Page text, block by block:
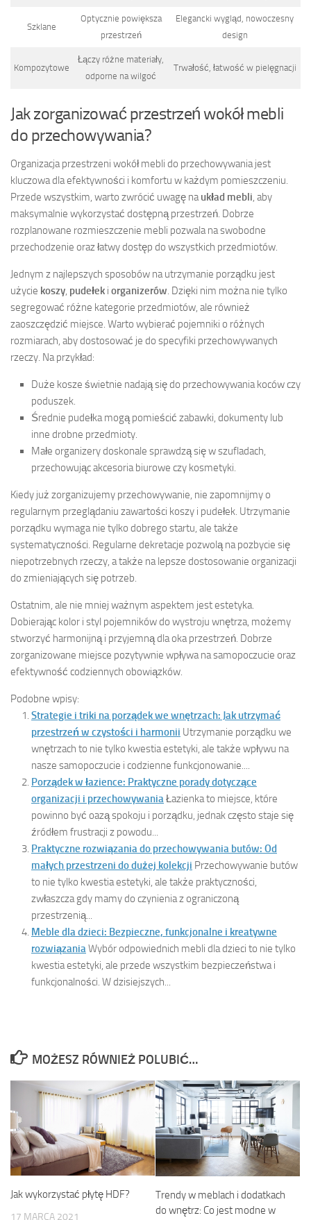
Szklane
Optycznie powiększa
przestrzeń
Elegancki wygląd, nowoczesny
design
Kompozytowe
Łączy różne materiały,
odporne na wilgoć
Trwałość, łatwość w pielęgnacji
Jak zorganizować przestrzeń wokół mebli
do przechowywania?
Organizacja przestrzeni wokół mebli do przechowywania jest
kluczowa dla efektywności i komfortu w każdym pomieszczeniu.
Przede wszystkim, warto zwrócić uwagę na układ mebli , aby
maksymalnie wykorzystać dostępną przestrzeń. Dobrze
rozplanowane rozmieszczenie mebli pozwala na swobodne
przechodzenie oraz łatwy dostęp do wszystkich przedmiotów.
Jednym z najlepszych sposobów na utrzymanie porządku jest
użycie koszy pudełek i organizerów . Dzięki nim można nie tylko
segregować różne kategorie przedmiotów, ale również
zaoszczędzić miejsce. Warto wybierać pojemniki o różnych
rozmiarach, aby dostosować je do specyfiki przechowywanych
rzeczy. Na przykład:
Duże kosze świetnie nadają się do przechowywania koców czy
poduszek.
Średnie pudełka mogą pomieścić zabawki, dokumenty lub
inne drobne przedmioty.
Małe organizery doskonale sprawdzą się w szufladach,
przechowując akcesoria biurowe czy kosmetyki.
Kiedy już zorganizujemy przechowywanie, nie zapomnijmy o
regularnym przeglądaniu zawartości koszy i pudełek. Utrzymanie
porządku wymaga nie tylko dobrego startu, ale także
systematyczności. Regularne dekretacje pozwolą na pozbycie się
niepotrzebnych rzeczy, a także na lepsze dostosowanie organizacji
do zmieniających się potrzeb.
Ostatnim, ale nie mniej ważnym aspektem jest estetyka.
Dobierając kolor i styl pojemników do wystroju wnętrza, możemy
stworzyć harmonijną i przyjemną dla oka przestrzeń. Dobrze
zorganizowane miejsce pozytywnie wpływa na samopoczucie oraz
efektywność codziennych obowiązków.
Podobne wpisy:
Strategie i triki na porządek we wnętrzach: Jak utrzymać
przestrzeń w czystości i harmonii Utrzymanie porządku we
wnętrzach to nie tylko kwestia estetyki, ale także wpływu na
nasze samopoczucie i codzienne funkcjonowanie....
Porządek w łazience: Praktyczne porady dotyczące
organizacji i przechowywania Łazienka to miejsce, które
powinno być oazą spokoju i porządku, jednak często staje się
źródłem frustracji z powodu...
Praktyczne rozwiązania do przechowywania butów: Od
małych przestrzeni do dużej kolekcji Przechowywanie butów
to nie tylko kwestia estetyki, ale także praktyczności,
zwłaszcza gdy mamy do czynienia z ograniczoną
przestrzenią...
Meble dla dzieci: Bezpieczne, funkcjonalne i kreatywne
rozwiązania Wybór odpowiednich mebli dla dzieci to nie tylko
kwestia estetyki, ale przede wszystkim bezpieczeństwa i
funkcjonalności. W dzisiejszych...
MOŻESZ RÓWNIEŻ POLUBIĆ…
Jak wykorzystać płytę HDF?
17 MARCA 2021
Trendy w meblach i dodatkach
do wnętrz: Co jest modne w